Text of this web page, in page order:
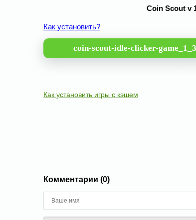
Coin Scout v
Как установить?
coin-scout-idle-clicker-
Как установить игры с кэшем
Комментарии (0)